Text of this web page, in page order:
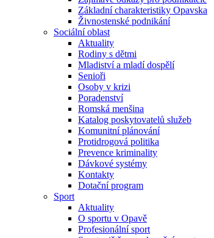
Základní charakteristiky Opavska
Živnostenské podnikání
Sociální oblast
Aktuality
Rodiny s dětmi
Mladiství a mladí dospělí
Senioři
Osoby v krizi
Poradenství
Romská menšina
Katalog poskytovatelů služeb
Komunitní plánování
Protidrogová politika
Prevence kriminality
Dávkové systémy
Kontakty
Dotační program
Sport
Aktuality
O sportu v Opavě
Profesionální sport